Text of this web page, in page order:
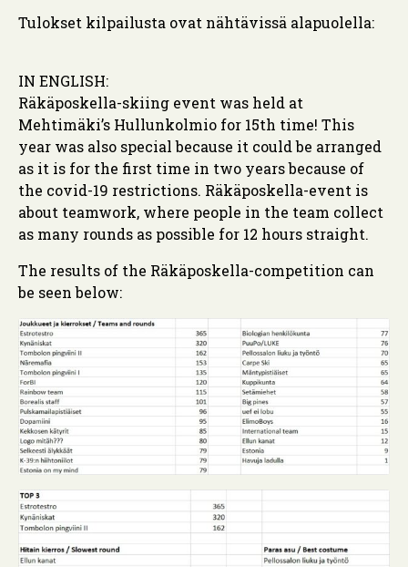
Tulokset kilpailusta ovat nähtävissä alapuolella:
IN ENGLISH:
Räkäposkella-skiing event was held at
Mehtimäki’s Hullunkolmio for 15th time! This
year was also special because it could be arranged
as it is for the first time in two years because of
the covid-19 restrictions. Räkäposkella-event is
about teamwork, where people in the team collect
as many rounds as possible for 12 hours straight.
The results of the Räkäposkella-competition can
be seen below: